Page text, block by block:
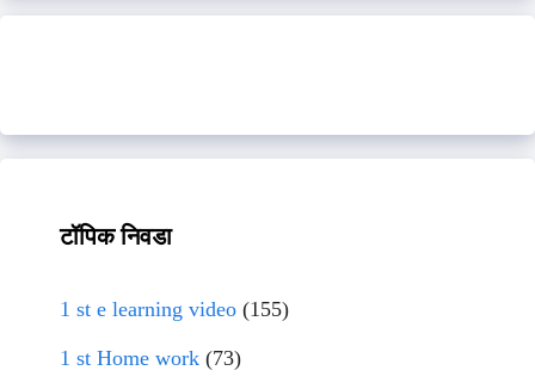
टॉपिक निवडा
1 st e learning video (155)
1 st Home work (73)